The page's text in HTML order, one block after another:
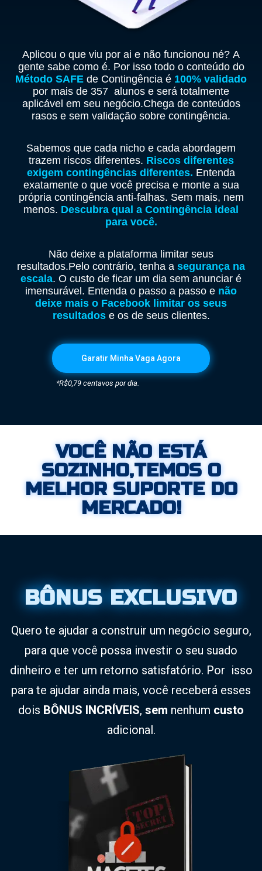
Aplicou o que viu por ai e não funcionou né? A
gente sabe como é. Por isso todo o conteúdo do
Método SAFE de Contingência é 100% validado
por mais de 357 alunos e será totalmente
aplicável em seu negócio.Chega de conteúdos
rasos e sem validação sobre contingência.
Sabemos que cada nicho e cada abordagem
trazem riscos diferentes. Riscos diferentes
exigem contingências diferentes. Entenda
exatamente o que você precisa e monte a sua
própria contingência anti-falhas. Sem mais, nem
menos. Descubra qual a Contingência ideal
para você.
Não deixe a plataforma limitar seus
resultados.Pelo contrário, tenha a segurança na
escala. O custo de ficar um dia sem anunciar é
imensurável. Entenda o passo a passo e não
deixe mais o Facebook limitar os seus
resultadose os de seus clientes.
Garatir Minha Vaga Agora
*R$0,79 centavos por dia.
VOCÊ NÃO ESTÁ
SOZINHO,TEMOS O
MELHOR SUPORTE DO
MERCADO!
BÔNUS EXCLUSIVO
Quero te ajudar a construir um negócio seguro,
para que você possa investir o seu suado
dinheiro e ter um retorno satisfatório. Por isso
para te ajudar ainda mais, você receberá esses
dois BÔNUS INCRÍVEIS, sem nenhum custo
adicional.